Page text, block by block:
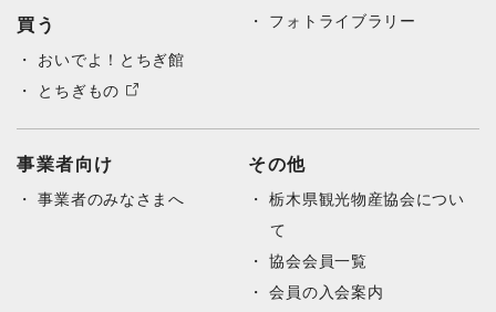
買う
おいでよ！とちぎ館
とちぎもの
フォトライブラリー
事業者向け
事業者のみなさまへ
その他
栃木県観光物産協会につい
て
協会会員一覧
会員の入会案内